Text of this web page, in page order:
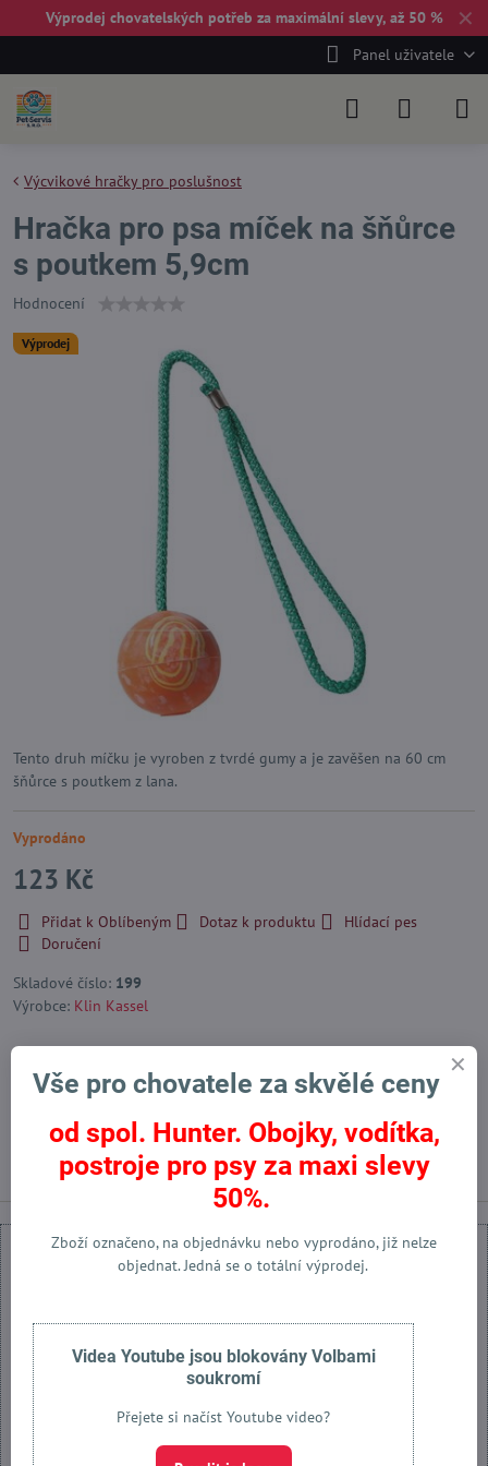
✕
Výprodej chovatelských potřeb za maximální slevy, až 50 %
Panel uživatele
Výprodej
Výcvikové hračky pro poslušnost
Hračka pro psa míček na šňůrce
s poutkem 5,9cm
Hodnocení
Tento druh míčku je vyroben z tvrdé gumy a je zavěšen na 60 cm
šňůrce s poutkem z lana.
Vyprodáno
123 Kč
Přidat k Oblíbeným Dotaz k produktu
Hlídací pes
Doručení
Skladové číslo: 199
Výrobce: Klin Kassel
FacebookTwitterBlueskyPinterestReddit LinkedInWhatsApp
E-
mail
Předchozí produkt Následující produkt
Externí obsah je blokován Volbami soukromí
Přejete si načíst externí obsah?
Vše pro chovatele za skvělé ceny
od spol. Hunter. Obojky, vodítka,
postroje pro psy za maxi slevy
50%.
Zboží označeno, na objednávku nebo vyprodáno, již nelze
objednat. Jedná se o totální výprodej.
Videa Youtube jsou blokovány Volbami
soukromí
Přejete si načíst Youtube video?